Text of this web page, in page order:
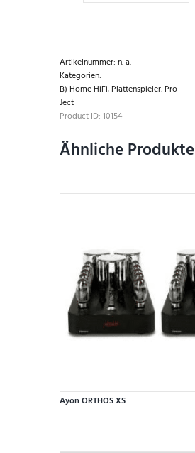
Artikelnummer: n. a.
Kategorien:
B) Home HiFi, Plattenspieler, Pro-
Ject
Product ID: 10154
Ähnliche Produkte
Ayon ORTHOS XS